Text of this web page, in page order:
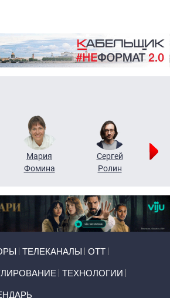
Мария
Фомина
Сергей
Ролин
ТЕЛЕКАНАЛЫ ОТТ
ТЕХНОЛОГИИ